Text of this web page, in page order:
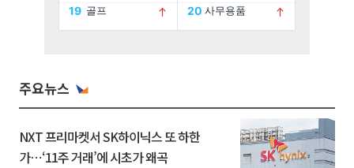
주요뉴스
NXT 프리마켓서 SK하이닉스 또 하한
가⋯‘11주 거래’에 시초가 왜곡